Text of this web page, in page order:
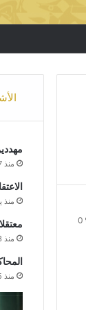
0
منذ 7 ساعات
منذ
منذ 3 أيام
منذ 5 أيام